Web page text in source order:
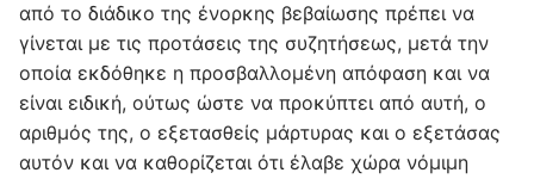
από το διάδικο της ένορκης βεβαίωσης πρέπει να
γίνεται με τις προτάσεις της συζητήσεως, μετά την
οποία εκδόθηκε η προσβαλλομένη απόφαση και να
είναι ειδική, ούτως ώστε να προκύπτει από αυτή, ο
αριθμός της, ο εξετασθείς μάρτυρας και ο εξετάσας
αυτόν και να καθορίζεται ότι έλαβε χώρα νόμιμη